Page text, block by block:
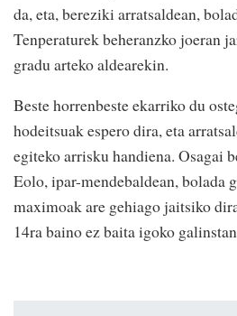
da, eta, bereziki arratsaldean,
Tenperaturek beheranzko joeran
gradu arteko aldearekin.
Beste horrenbeste ekarriko du
hodeitsuak espero dira, eta
egiteko arrisku handiena. Osagai
Eolo, ipar-mendebaldean, bolada
maximoak are gehiago jaitsiko
14ra baino ez baita igoko